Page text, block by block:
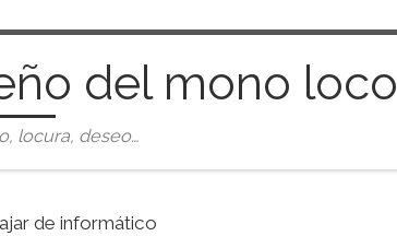
del mono loco
locura, deseo…
de informático